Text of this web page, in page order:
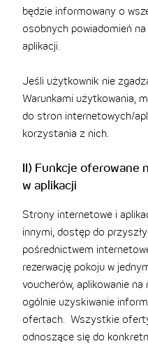
będzie informowany o
osobnych powiadomień
aplikacji.
Jeśli użytkownik nie
Warunkami użytkowania,
do stron internetowych/
korzystania z nich.
II) Funkcje
w aplikacji
Strony internetowe i
innymi, dostęp do
pośrednictwem
rezerwację pokoju w
voucherów, aplikowanie
ogólnie uzyskiwanie
ofertach. Wszystkie
odnoszące się do